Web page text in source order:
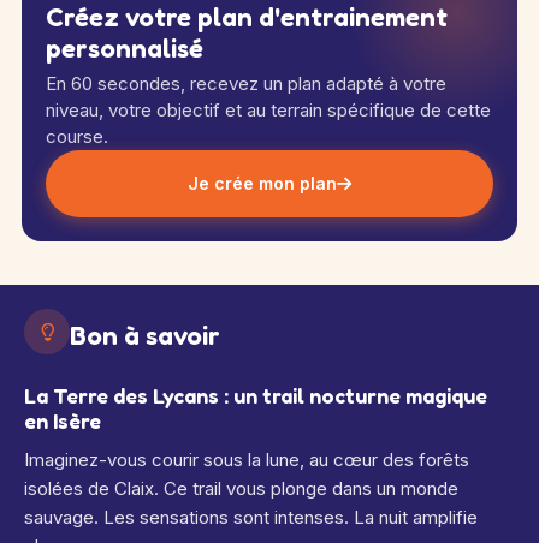
Créez votre plan d'entrainement
personnalisé
En 60 secondes, recevez un plan adapté à votre
niveau, votre objectif et au terrain spécifique de cette
course.
Je crée mon plan
Bon à savoir
La Terre des Lycans : un trail nocturne magique
en Isère
Imaginez-vous courir sous la lune, au cœur des forêts
isolées de Claix. Ce trail vous plonge dans un monde
sauvage. Les sensations sont intenses. La nuit amplifie